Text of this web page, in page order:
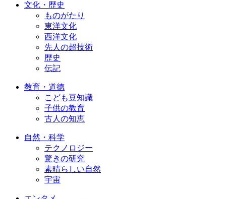
文化・歴史
ものがたり
東洋文化
西洋文化
先人の超技術
歴史
伝記
教育・道徳
こども豆知識
子供の教育
古人の知恵
自然・科学
テクノロジー
驚きの研究
素晴らしい自然
宇宙